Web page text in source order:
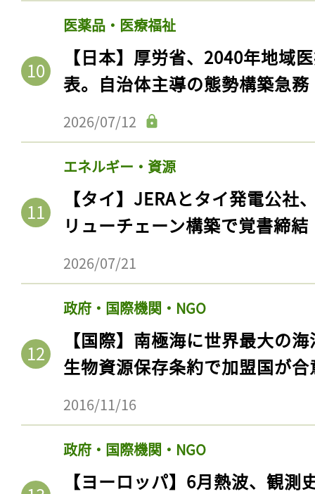
医薬品・医療福祉
【日本】厚労省、2040年地域
表。自治体主導の態勢構築急務
2026/07/12
エネルギー・資源
【タイ】JERAとタイ発電公社
リューチェーン構築で覚書締結
2026/07/21
政府・国際機関・NGO
【国際】南極海に世界最大の
生物資源保存条約で加盟国が合
2016/11/16
政府・国際機関・NGO
【ヨーロッパ】6月熱波、観